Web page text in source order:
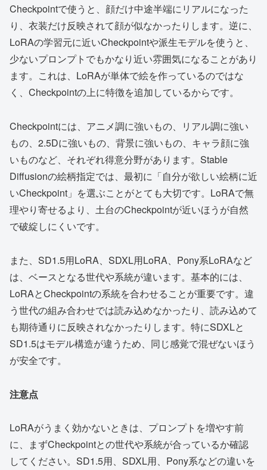
Checkpointで使うと、顔だけ中途半端にリアルになった
り、衣装だけ反映されて顔が似なかったりします。逆に、
LoRAの学習元に近いCheckpointや派生モデルを使うと、
少ないプロンプトでもかなり近い雰囲気になることがあり
ます。これは、LoRAが単体で絵を作っているのではな
く、Checkpointの上に特徴を追加しているからです。
Checkpointには、アニメ調に強いもの、リアル調に強い
もの、2.5Dに強いもの、背景に強いもの、キャラ顔に強
いものなど、それぞれ得意分野があります。Stable
Diffusionの絵柄指定では、最初に「自分が欲しい絵柄に近
いCheckpoint」を選ぶことがとても大切です。LoRAで無
理やり寄せるより、土台のCheckpointが近いほうが自然
で破綻しにくいです。
また、SD1.5用LoRA、SDXL用LoRA、Pony系LoRAなど
は、ベースとなる世代や系統が違います。基本的には、
LoRAとCheckpointの系統を合わせることが重要です。違
う世代の組み合わせでは読み込めなかったり、読み込めて
も期待通りに反映されなかったりします。特にSDXLと
SD1.5はモデル構造が違うため、同じ感覚で混ぜないほう
が安全です。
注意点
LoRAがうまく効かないときは、プロンプトを増やす前
に、まずCheckpointとの世代や系統が合っているか確認
してください。SD1.5用、SDXL用、Pony系などの違いを